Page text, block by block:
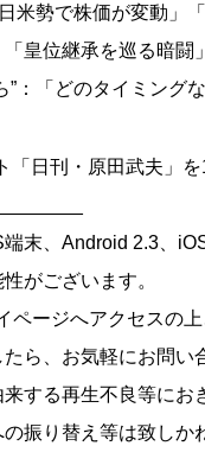
米勢で株価が変動」
皇位継承を巡る暗闘
：「どのタイミング
日刊・原田武夫」を
末、Android 2.3、
がございます。
ージへアクセスの上
ら、お気軽にお問い
する再生不良等にお
振り替え等は致しか